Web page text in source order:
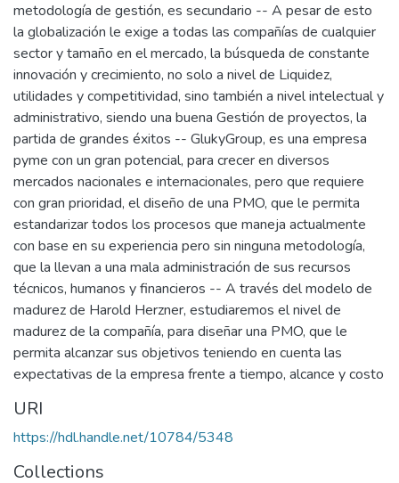
metodología de gestión, es secundario -- A pesar de esto
la globalización le exige a todas las compañías de cualquier
sector y tamaño en el mercado, la búsqueda de constante
innovación y crecimiento, no solo a nivel de Liquidez,
utilidades y competitividad, sino también a nivel intelectual y
administrativo, siendo una buena Gestión de proyectos, la
partida de grandes éxitos -- GlukyGroup, es una empresa
pyme con un gran potencial, para crecer en diversos
mercados nacionales e internacionales, pero que requiere
con gran prioridad, el diseño de una PMO, que le permita
estandarizar todos los procesos que maneja actualmente
con base en su experiencia pero sin ninguna metodología,
que la llevan a una mala administración de sus recursos
técnicos, humanos y financieros -- A través del modelo de
madurez de Harold Herzner, estudiaremos el nivel de
madurez de la compañía, para diseñar una PMO, que le
permita alcanzar sus objetivos teniendo en cuenta las
expectativas de la empresa frente a tiempo, alcance y costo
URI
https://hdl.handle.net/10784/5348
Collections